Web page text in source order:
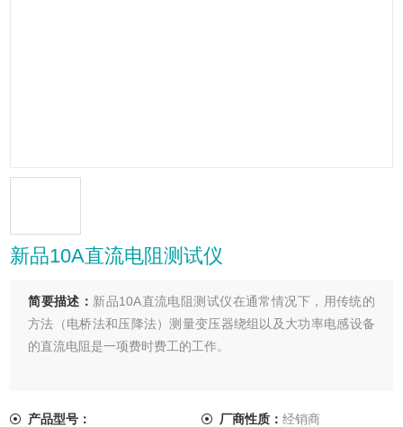
新品10A直流电阻测试仪
简要描述： 新品10A直流电阻测试仪在通常情况下，用传统的
方法（电桥法和压降法）测量变压器绕组以及大功率电感设备
的直流电阻是一项费时费工的工作。
产品型号： 厂商性质： 经销商